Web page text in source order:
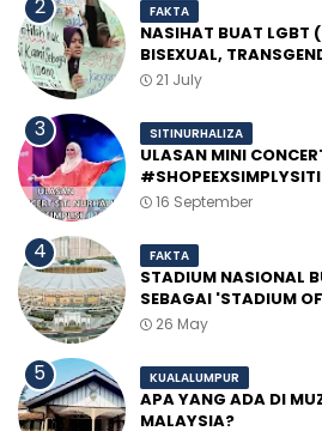
FAKTA
NASIHAT BUAT LGBT
BISEXUAL,
21 July
SITINURHALIZA
ULASAN MINI
16 September
FAKTA
STADIUM NASIONAL
SEBAGAI 'STADIUM
26 May
KUALALUMPUR
APA YANG ADA DI
MALAYSIA?